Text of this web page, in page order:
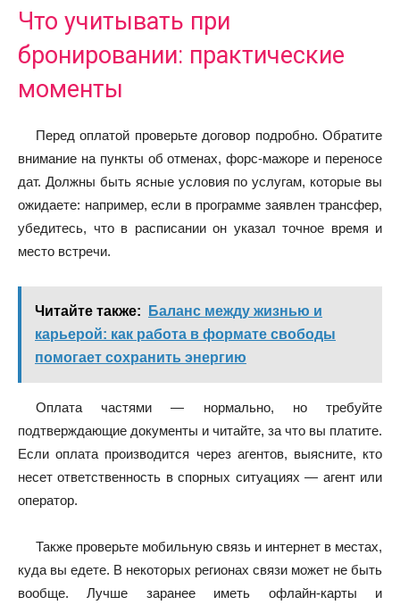
Что учитывать при
бронировании: практические
моменты
Перед оплатой проверьте договор подробно. Обратите
внимание на пункты об отменах, форс-мажоре и переносе
дат. Должны быть ясные условия по услугам, которые вы
ожидаете: например, если в программе заявлен трансфер,
убедитесь, что в расписании он указал точное время и
место встречи.
Читайте также:
Баланс между жизнью и
карьерой: как работа в формате свободы
помогает сохранить энергию
Оплата частями — нормально, но требуйте
подтверждающие документы и читайте, за что вы платите.
Если оплата производится через агентов, выясните, кто
несет ответственность в спорных ситуациях — агент или
оператор.
Также проверьте мобильную связь и интернет в местах,
куда вы едете. В некоторых регионах связи может не быть
вообще. Лучше заранее иметь офлайн-карты и